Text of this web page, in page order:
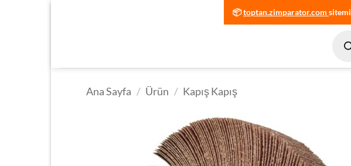
📦toptan.zimparator.com
Ana Sayfa / Ürün / Kapış Kapış